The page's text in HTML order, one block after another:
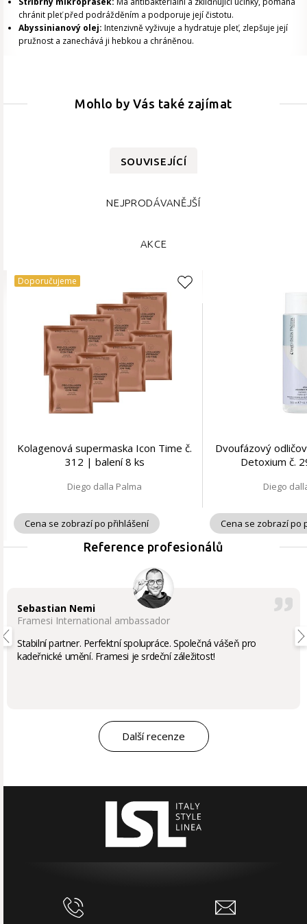
chránit pleť před podrážděním a podporuje její čistotu.
Abyssinianový olej: Intenzivně vyživuje a hydratuje pleť, zlepšuje její
pružnost a zanechává ji hebkou a chráněnou.
Mohlo by Vás také zajímat
SOUVISEJÍCÍ
NEJPRODÁVANĚJŠÍ
AKCE
Doporučujeme
Kolagenová supermaska Icon Time č.
312 | balení 8 ks
Diego dalla Palma
Cena se zobrazí po přihlášení
Dvoufázový
Detoxium č.
Diego
Cena se zobrazí po
Reference profesionálů
Sebastian Nemi
Framesi International ambassador
Stabilní partner. Perfektní spolupráce. Společná vášeň pro
kadeřnické umění. Framesi je srdeční záležitost!
Další recenze